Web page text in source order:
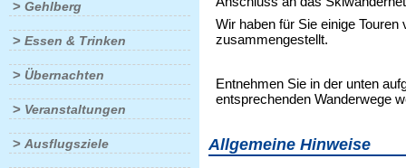
> Gehlberg
> Essen & Trinken
> Übernachten
> Veranstaltungen
> Ausflugsziele
Wir haben für Sie einige
zusammengestellt.
Entnehmen Sie in der unten
entsprechenden Wanderwege
Allgemeine Hinweise